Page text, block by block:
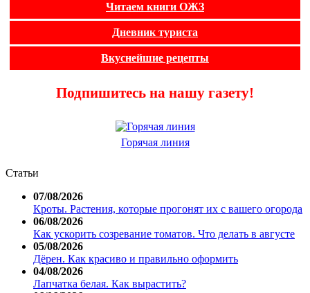
Читаем книги ОЖЗ
Дневник туриста
Вкуснейшие рецепты
Подпишитесь на нашу газету!
Горячая линия
Статьи
07/08/2026
Кроты. Растения, которые прогонят их с вашего огорода
06/08/2026
Как ускорить созревание томатов. Что делать в августе
05/08/2026
Дёрен. Как красиво и правильно оформить
04/08/2026
Лапчатка белая. Как вырастить?